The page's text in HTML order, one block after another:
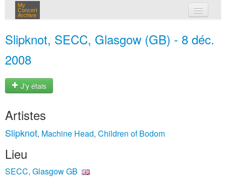
My
Concert
Archive
Slipknot, SECC, Glasgow (GB) - 8 déc.
2008
J'y étais
Artistes
Slipknot, Machine Head, Children of Bodom
Lieu
SECC, Glasgow GB